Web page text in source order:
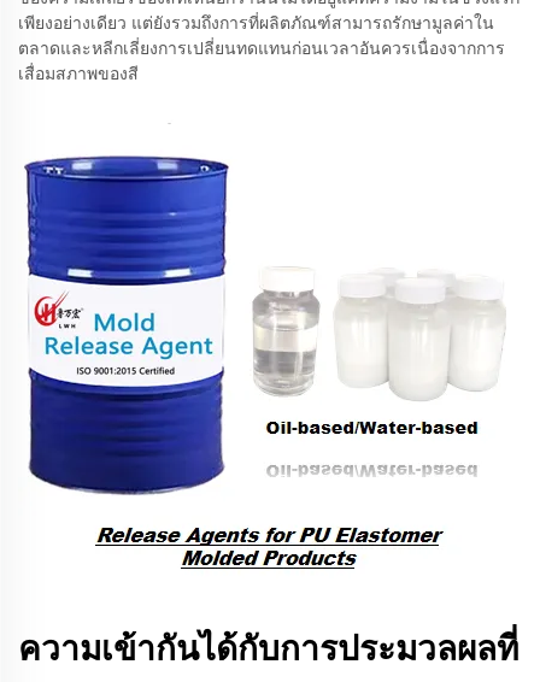
เพียงอย่างเดียว แต่ยังรวมถึงการที่ผลิตภัณฑ์สามารถรักษามูลค่าใน
ตลาดและหลีกเลี่ยงการเปลี่ยนทดแทนก่อนเวลาอันควรเนื่องจากการ
เสื่อมสภาพของสี
ความเข้ากันได้กับการประมวลผลที่